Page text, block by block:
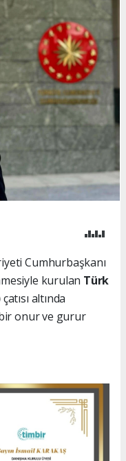
Cumhurbaşkanı
kurulan Türk
çatısı altında
onur ve gurur